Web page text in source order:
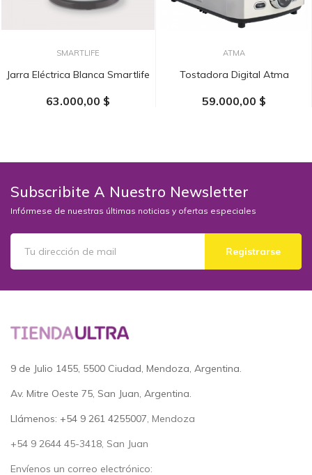
SMARTLIFE
Jarra Eléctrica Blanca Smartlife
63.000,00 $
ATMA
Tostadora Digital Atma
59.000,00 $
Subscribite A Nuestro Newsletter
Infórmese de nuestras últimas noticias y ofertas especiales
Registrarse
9 de Julio 1455, 5500 Ciudad, Mendoza, Argentina.
Av. Mitre Oeste 75, San Juan, Argentina.
Llámenos: +54 9 261 4255007, Mendoza
+54 9 2644 45-3418, San Juan
Envíenos un correo electrónico: